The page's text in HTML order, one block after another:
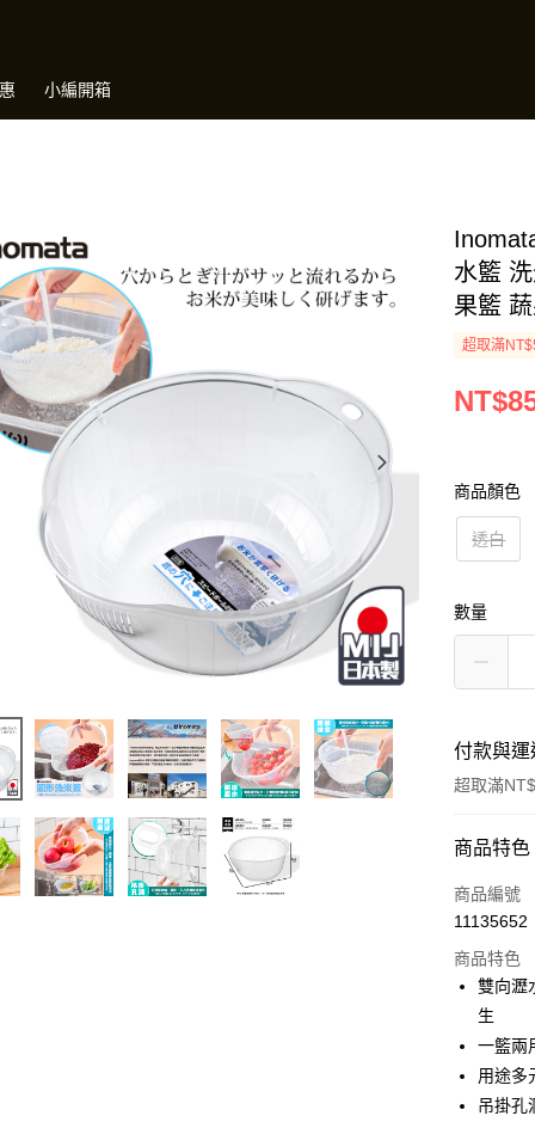
小編開箱
水籃
果籃
超取滿
商品顏色
透白
數量
付款與運
超取滿
付款方式
信用卡一次
LINE Pay
Apple Pay
街口支付
Google
商品特色
商品編號
11135652
商品特色
雙向瀝
生
一籃兩
用途多
吊掛孔